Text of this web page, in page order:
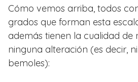
Cómo vemos arriba, todos
grados que forman esta
además tienen la cualidad de
ninguna alteración (es decir,
bemoles):